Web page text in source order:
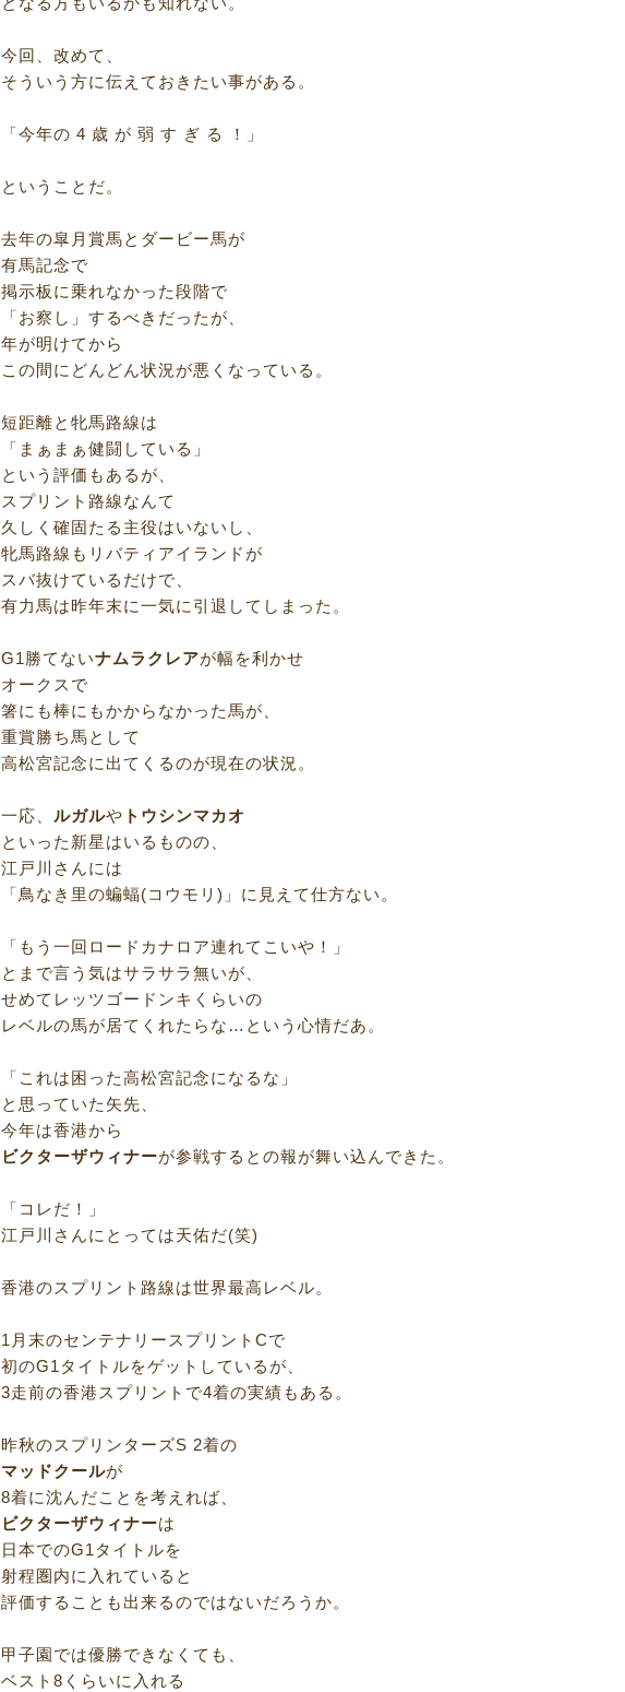
今回、改めて、
そういう方に伝えておきたい事がある。
「今年の 4 歳 が 弱 す ぎ る ！」
ということだ。
去年の皐月賞馬とダービー馬が
有馬記念で
掲示板に乗れなかった段階で
「お察し」するべきだったが、
年が明けてから
この間にどんどん状況が悪くなっている。
短距離と牝馬路線は
「まぁまぁ健闘している」
という評価もあるが、
スプリント路線なんて
久しく確固たる主役はいないし、
牝馬路線もリバティアイランドが
スバ抜けているだけで、
有力馬は昨年末に一気に引退してしまった。
G1勝てないナムラクレアが幅を利かせ
オークスで
箸にも棒にもかからなかった馬が、
重賞勝ち馬として
高松宮記念に出てくるのが現在の状況。
一応、ルガルや トウシンマカオ
といった新星はいるものの、
江戸川さんには
「鳥なき里の蝙蝠(コウモリ)」に見えて仕方ない。
「もう一回ロードカナロア連れてこいや！」
とまで言う気はサラサラ無いが、
せめてレッツゴードンキくらいの
レベルの馬が居てくれたらな…という心情だあ。
「これは困った高松宮記念になるな」
と思っていた矢先、
今年は香港から
ビクターザウィナーが参戦するとの報が舞い込んできた。
「コレだ！」
江戸川さんにとっては天佑だ(笑)
香港のスプリント路線は世界最高レベル。
1月末のセンテナリースプリントCで
初のG1タイトルをゲットしているが、
3走前の香港スプリントで4着の実績もある。
昨秋のスプリンターズS 2着の
マッドクールが
8着に沈んだことを考えれば、
ビクターザウィナーは
日本でのG1タイトルを
射程圏内に入れていると
評価することも出来るのではないだろうか。
甲子園では優勝できなくても、
ベスト8くらいに入れる